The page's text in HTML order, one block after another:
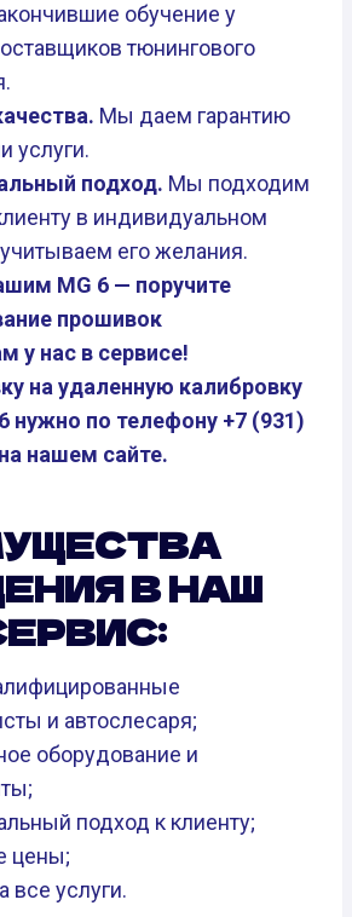
обучение у
тюнингового
Мы даем гарантию
услуги.
подход. Мы подходим
в индивидуальном
его желания.
MG 6 — поручите
прошивок
у нас в сервисе!
на удаленную калибровку
нужно по телефону +7 (931)
нашем сайте.
В НАШ
и автослесаря;
оборудование и
подход к клиенту;
цены;
все услуги.